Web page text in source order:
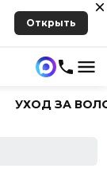
Открыть
УХОД ЗА